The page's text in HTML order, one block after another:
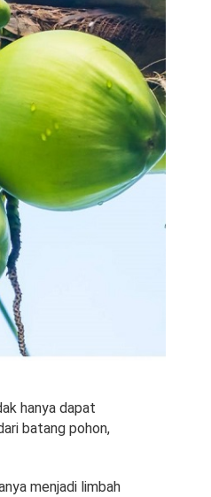
hanya dapat
batang pohon,
menjadi limbah